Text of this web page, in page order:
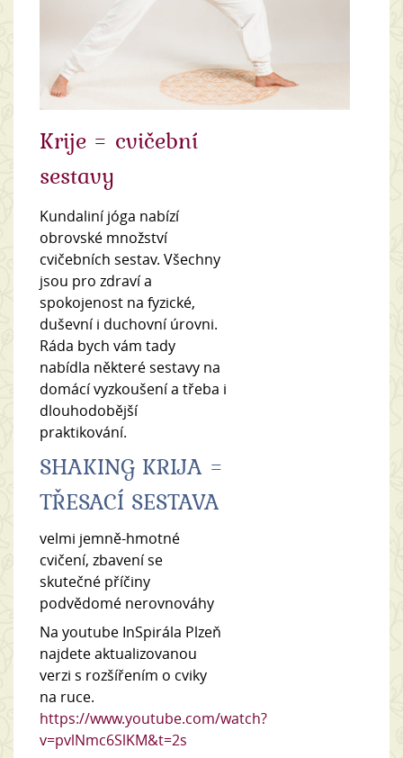
Krije = cvičební
sestavy
Kundaliní jóga nabízí
obrovské množství
cvičebních sestav. Všechny
jsou pro zdraví a
spokojenost na fyzické,
duševní i duchovní úrovni.
Ráda bych vám tady
nabídla některé sestavy na
domácí vyzkoušení a třeba i
dlouhodobější
praktikování.
SHAKING KRIJA =
TŘESACÍ SESTAVA
velmi jemně-hmotné
cvičení, zbavení se
skutečné příčiny
podvědomé nerovnováhy
Na youtube InSpirála Plzeň
najdete aktualizovanou
verzi s rozšířením o cviky
na ruce.
https://www.youtube.com/watch?
v=pvlNmc6SlKM&t=2s